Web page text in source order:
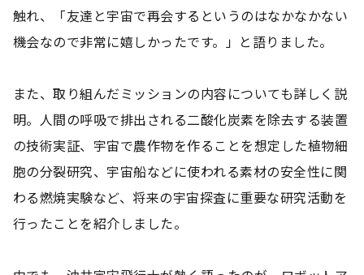
触れ、「友達と宇宙で再会するというのはなかなかない
機会なので非常に嬉しかったです。」と語りました。
また、取り組んだミッションの内容についても詳しく説
明。人間の呼吸で排出される二酸化炭素を除去する装置
の技術実証、宇宙で農作物を作ることを想定した植物細
胞の分裂研究、宇宙船などに使われる素材の安全性に関
わる燃焼実験など、将来の宇宙探査に重要な研究活動を
行ったことを紹介しました。